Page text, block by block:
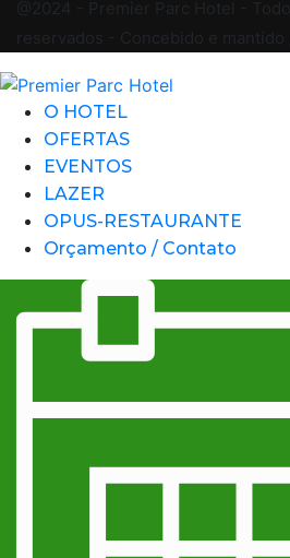
@2024 - Premier Parc Hotel -
reservados - Concebido e mantido
O HOTEL
OFERTAS
EVENTOS
LAZER
OPUS-RESTAURANTE
Orçamento / Contato